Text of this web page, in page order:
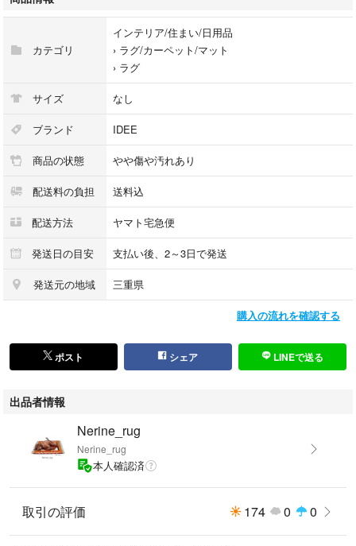
カテゴリ
インテリア/住まい/日用品
› ラグ/カーペット/マット
› ラグ
サイズ なし
ブランド IDEE
商品の状態 やや傷や汚れあり
配送料の負担 送料込
配送方法 ヤマト宅急便
発送日の目安 支払い後、2～3日で発送
発送元の地域 三重県
購入の流れを確認する
ポスト シェア LINEで送る
出品者情報
Nerine_rug
Nerine_rug
本人確認済
取引の評価 174 0 0